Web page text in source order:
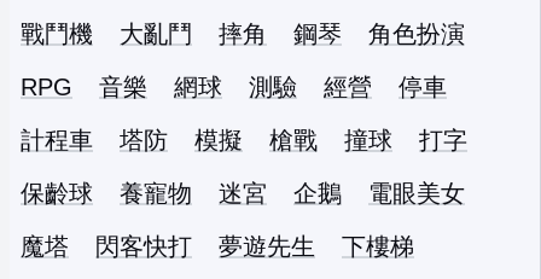
戰鬥機
大亂鬥 摔角 鋼琴
角色扮演
RPG
音樂 網球 測驗 經營
停車
計程車
塔防 模擬 槍戰 撞球
打字
保齡球
養寵物 迷宮 企鵝
電眼美女
魔塔
閃客快打 夢遊先生
下樓梯